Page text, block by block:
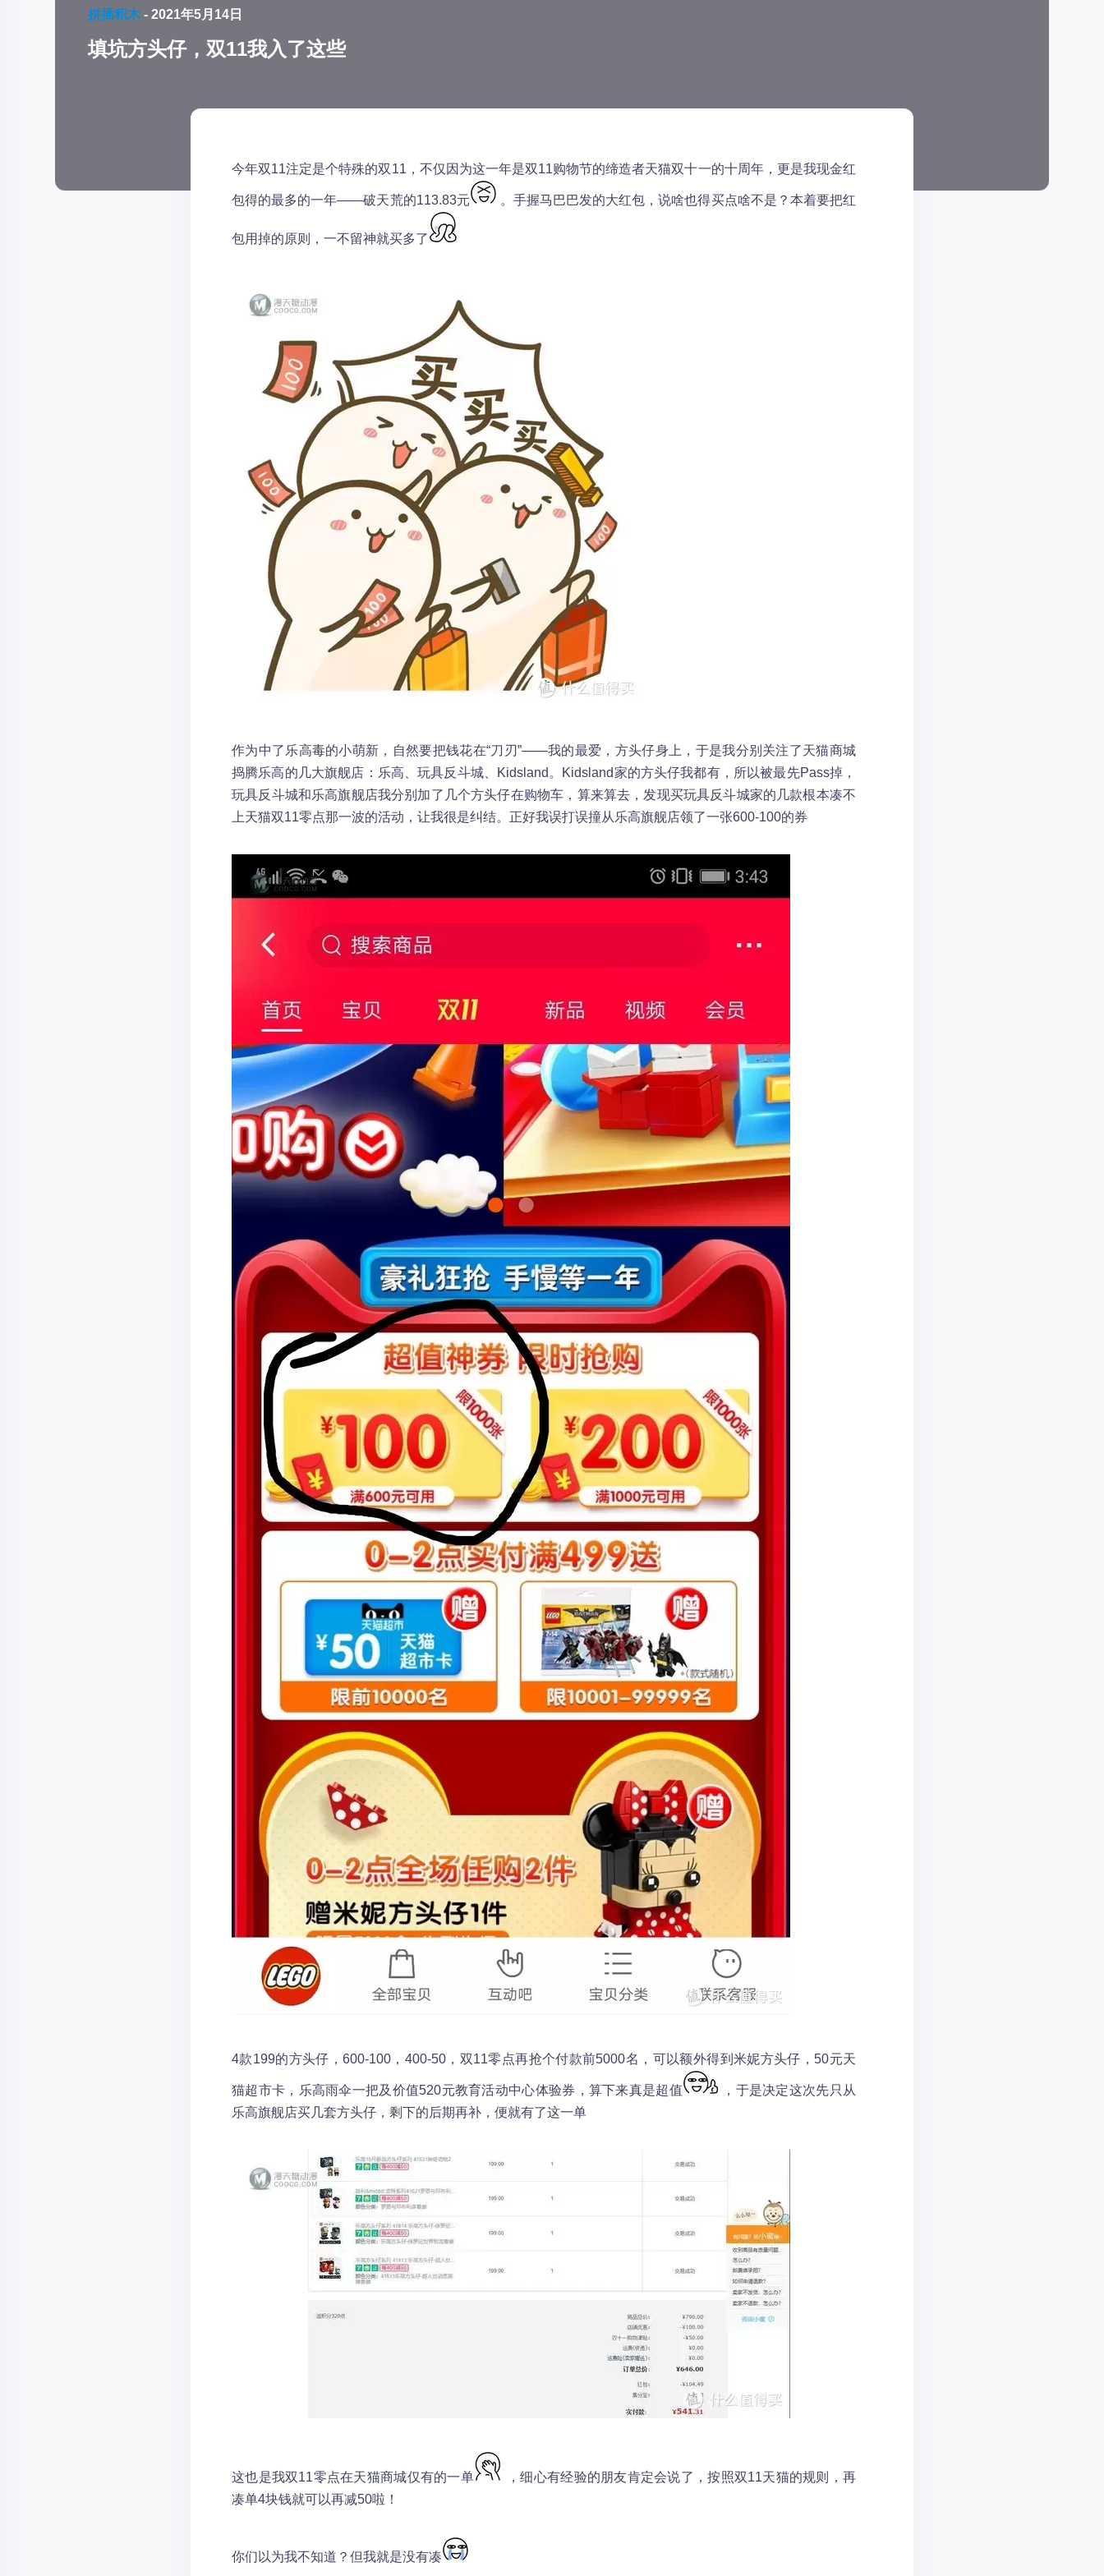
拼插积木 - 2021年5月14日
填坑方头仔，双11我入了这些
今年双11注定是个特殊的双11，不仅因为这一年是双11购物节的缔造者天猫双十一的十周年，更是我现金红
包得的最多的一年——破天荒的113.83元 。手握马巴巴发的大红包，说啥也得买点啥不是？本着要把红
包用掉的原则，一不留神就买多了
作为中了乐高毒的小萌新，自然要把钱花在“刀刃”——我的最爱，方头仔身上，于是我分别关注了天猫商城
捣腾乐高的几大旗舰店：乐高、玩具反斗城、Kidsland。Kidsland家的方头仔我都有，所以被最先Pass掉，
玩具反斗城和乐高旗舰店我分别加了几个方头仔在购物车，算来算去，发现买玩具反斗城家的几款根本凑不
上天猫双11零点那一波的活动，让我很是纠结。正好我误打误撞从乐高旗舰店领了一张600-100的券
4款199的方头仔，600-100，400-50，双11零点再抢个付款前5000名，可以额外得到米妮方头仔，50元天
猫超市卡，乐高雨伞一把及价值520元教育活动中心体验券，算下来真是超值
，于是决定这次先只从
乐高旗舰店买几套方头仔，剩下的后期再补，便就有了这一单
这也是我双11零点在天猫商城仅有的一单
，细心有经验的朋友肯定会说了，按照双11天猫的规则，再
凑单4块钱就可以再减50啦！
你们以为我不知道？但我就是没有凑